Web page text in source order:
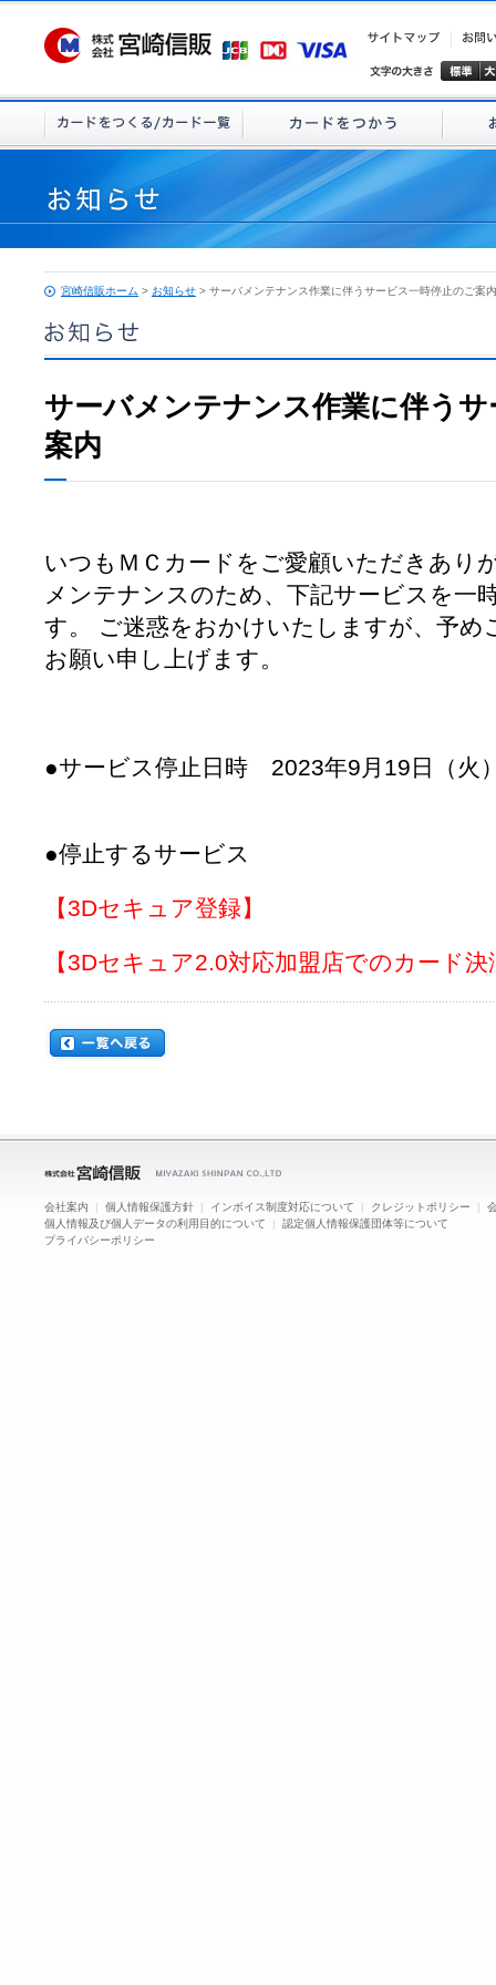
宮崎信販ホーム > お知らせ > サーバメンテナンス作業に伴うサービス一時停止のご案内
サーバメンテナンス作業に伴う
案内
いつもＭＣカードをご愛顧いただきあり
メンテナンスのため、下記サービスを一
す。 ご迷惑をおかけいたしますが、予め
お願い申し上げます。
●サービス停止日時 2023年9月19日（火
●停止するサービス
【3Dセキュア登録】
【3Dセキュア2.0対応加盟店でのカード決
会社案内 | 個人情報保護方針 | インボイス制度対応について | クレジットポリシー |
個人情報及び個人データの利用目的について | 認定個人情報保護団体等について
プライバシーポリシー